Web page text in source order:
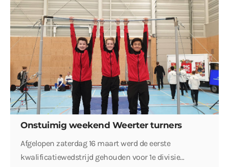
Onstuimig weekend Weerter turners
Afgelopen zaterdag 16 maart werd de eerste
kwalificatiewedstrijd gehouden voor 1e divisie…